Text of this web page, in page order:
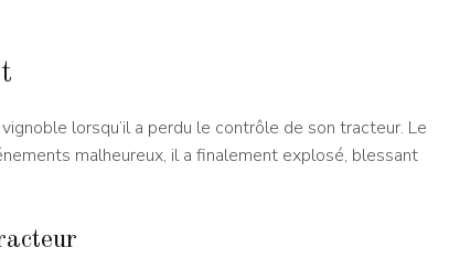
lorsqu’il a perdu le contrôle de son tracteur. Le
malheureux, il a finalement explosé, blessant